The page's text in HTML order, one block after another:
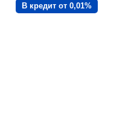
В кредит от 0,01%